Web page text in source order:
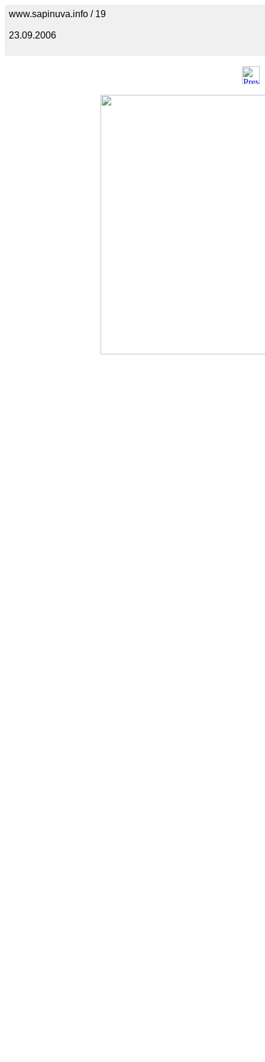
www.sapinuva.info / 19
23.09.2006